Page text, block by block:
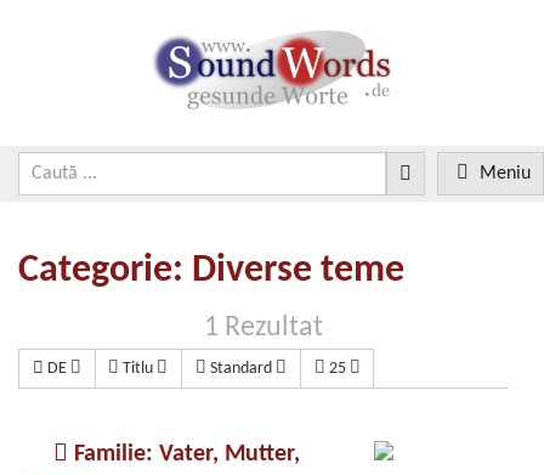
Meniu
Categorie: Diverse teme
1 Rezultat
DE Titlu Standard 25
Familie: Vater, Mutter,